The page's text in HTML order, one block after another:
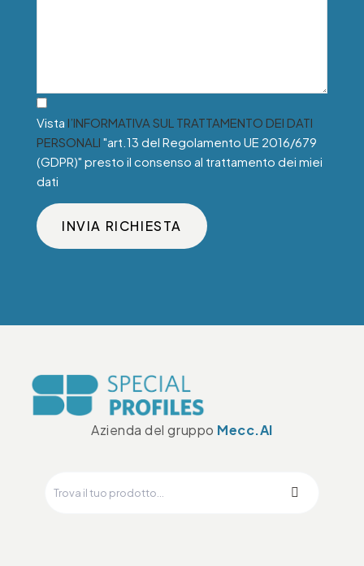
Vista l’INFORMATIVA SUL TRATTAMENTO DEI DATI
PERSONALI "art.13 del Regolamento UE 2016/679
(GDPR)" presto il consenso al trattamento dei miei
dati
INVIA RICHIESTA
Azienda del gruppo Mecc.Al